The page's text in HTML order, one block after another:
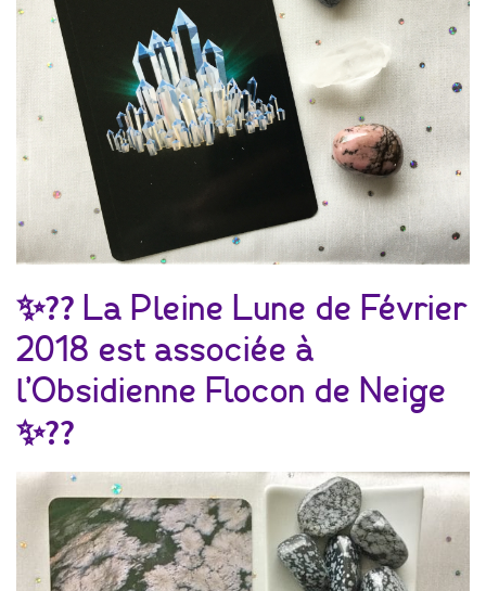
✨?? La Pleine Lune de Février
2018 est associée à
l’Obsidienne Flocon de Neige
✨??